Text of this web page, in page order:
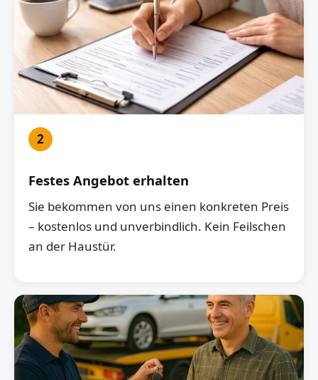
2
Festes Angebot erhalten
Sie bekommen von uns einen konkreten Preis
– kostenlos und unverbindlich. Kein Feilschen
an der Haustür.